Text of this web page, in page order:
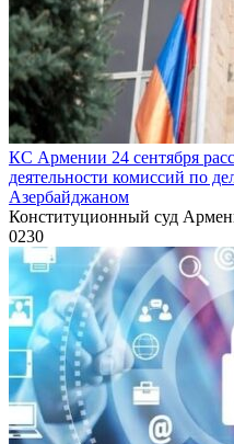
КС Армении 24 сентября
деятельности комиссий по
Азербайджаном
Конституционный суд
0230